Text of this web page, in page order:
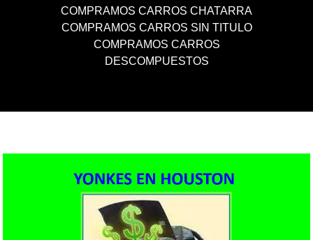
COMPRAMOS CARROS CHATARRA
COMPRAMOS CARROS SIN TITULO
COMPRAMOS CARROS
DESCOMPUESTOS